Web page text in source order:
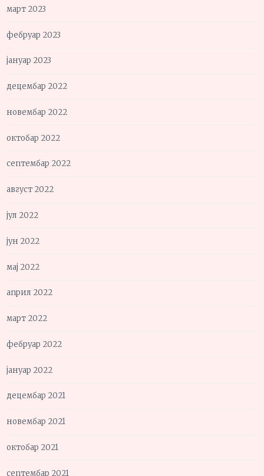
март 2023
фебруар 2023
јануар 2023
децембар 2022
новембар 2022
октобар 2022
септембар 2022
август 2022
јул 2022
јун 2022
мај 2022
април 2022
март 2022
фебруар 2022
јануар 2022
децембар 2021
новембар 2021
октобар 2021
септембар 2021